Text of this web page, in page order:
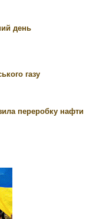
день
газу
переробку нафти